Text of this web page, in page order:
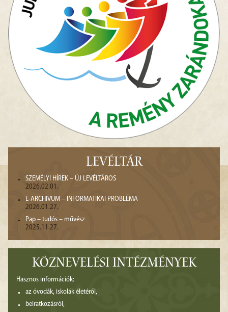
LEVÉLTÁR
SZEMÉLYI HÍREK – ÚJ LEVÉLTÁROS
2026.02.01.
E-ARCHIVUM – INFORMATIKAI PROBLÉMA
2026.01.27.
Pap – tudós – művész
2025.11.27.
KÖZNEVELÉSI INTÉZMÉNYEK
Hasznos információk:
az óvodák, iskolák életéről,
beiratkozásról,